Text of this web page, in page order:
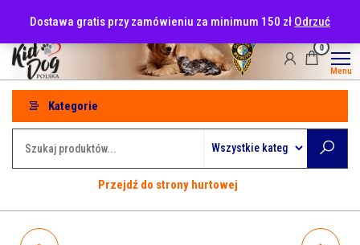
treści
Dostawa gratis przy zamówieniu za minimum 150 zł Odrzuć
0
Menu
Kategorie
Przejdź do strony hurtowej